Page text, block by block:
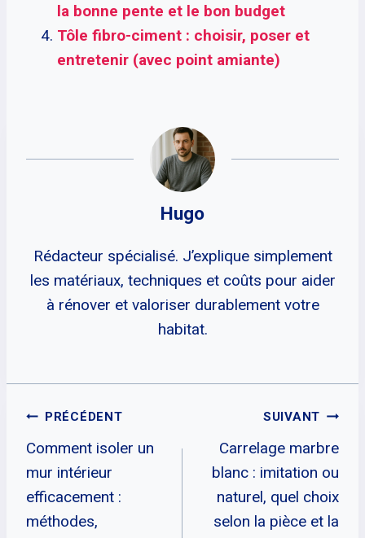
la bonne pente et le bon budget
Tôle fibro-ciment : choisir, poser et
entretenir (avec point amiante)
Hugo
Rédacteur spécialisé. J’explique simplement
les matériaux, techniques et coûts pour aider
à rénover et valoriser durablement votre
habitat.
Navigation
De
L’article
PRÉCÉDENT
Comment isoler un
mur intérieur
efficacement :
méthodes,
SUIVANT
Carrelage marbre
blanc : imitation ou
naturel, quel choix
selon la pièce et la